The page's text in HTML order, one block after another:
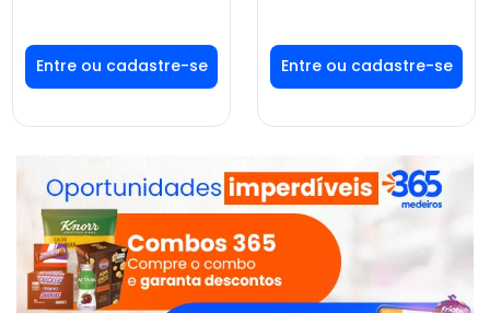
Faça seu login ou
cadastre-se para
ver preços e
Faça seu login ou
cadastre-se para
ver preços e